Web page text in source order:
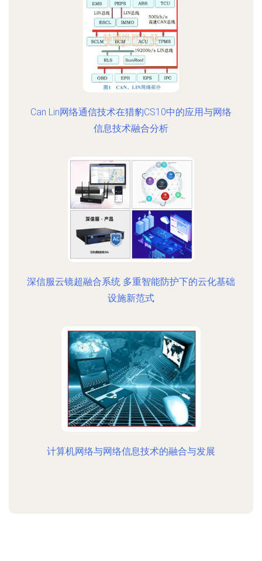
Can Lin网络通信技术在猎豹CS10中的应用与网络
信息技术融合分析
深信服云镜超融合系统 多重智能防护下的云化基础
设施新范式
计算机网络与网络信息技术的融合与发展